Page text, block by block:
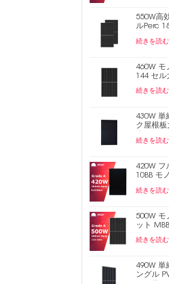
550W高
ルPerc
続きを読む
460W モ
144 セル
陽光発電
続きを読む
430W 単
ク屋根
続きを読む
420W フ
10BB モ
ソーラー
続きを読む
500W モ
ット
続きを読む
490W 単
ングル